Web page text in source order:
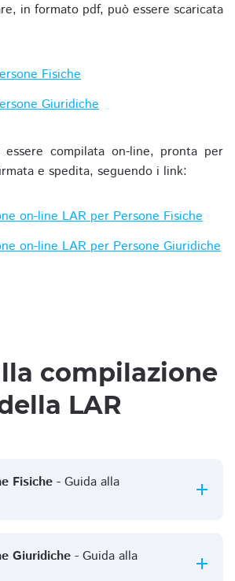
in formato pdf, può essere scaricata
Fisiche
Giuridiche
compilata on-line, pronta per
e spedita, seguendo i link:
on-line LAR per Persone Fisiche
on-line LAR per Persone Giuridiche
compilazione
LAR
Fisiche - Guida alla
Giuridiche - Guida alla